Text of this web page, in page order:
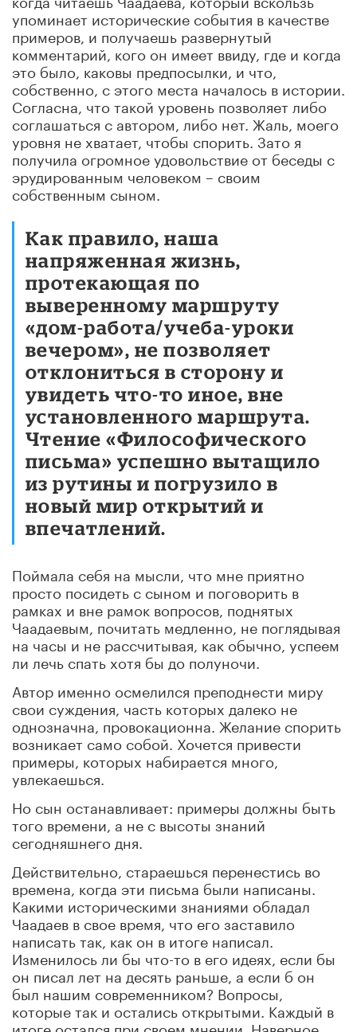
упоминает исторические события в качестве
примеров, и получаешь развернутый
комментарий, кого он имеет ввиду, где и когда
это было, каковы предпосылки, и что,
собственно, с этого места началось в истории.
Согласна, что такой уровень позволяет либо
соглашаться с автором, либо нет. Жаль, моего
уровня не хватает, чтобы спорить. Зато я
получила огромное удовольствие от беседы с
эрудированным человеком – своим
собственным сыном.
Как правило, наша
напряженная жизнь,
протекающая по
выверенному маршруту
«дом-работа/учеба-уроки
вечером», не позволяет
отклониться в сторону и
увидеть что-то иное, вне
установленного маршрута.
Чтение «Философического
письма» успешно вытащило
из рутины и погрузило в
новый мир открытий и
впечатлений.
Поймала себя на мысли, что мне приятно
просто посидеть с сыном и поговорить в
рамках и вне рамок вопросов, поднятых
Чаадаевым, почитать медленно, не поглядывая
на часы и не рассчитывая, как обычно, успеем
ли лечь спать хотя бы до полуночи.
Автор именно осмелился преподнести миру
свои суждения, часть которых далеко не
однозначна, провокационна. Желание спорить
возникает само собой. Хочется привести
примеры, которых набирается много,
увлекаешься.
Но сын останавливает: примеры должны быть
того времени, а не с высоты знаний
сегодняшнего дня.
Действительно, стараешься перенестись во
времена, когда эти письма были написаны.
Какими историческими знаниями обладал
Чаадаев в свое время, что его заставило
написать так, как он в итоге написал.
Изменилось ли бы что-то в его идеях, если бы
он писал лет на десять раньше, а если б он
был нашим современником? Вопросы,
которые так и остались открытыми. Каждый в
итоге остался при своем мнении. Наверное,